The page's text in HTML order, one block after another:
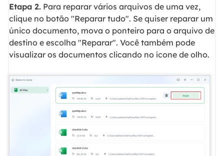
Etapa 2.Para reparar vários arquivos de uma vez,
clique no botão "Reparar tudo". Se quiser reparar um
único documento, mova o ponteiro para o arquivo de
destino e escolha "Reparar". Você também pode
visualizar os documentos clicando no ícone de olho.